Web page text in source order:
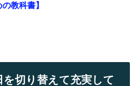
教科書】
を切り替えて充実して